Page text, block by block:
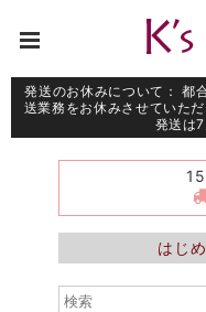
発送のお休みについて： 都
送業務をお休みさせていた
発送は
はじ